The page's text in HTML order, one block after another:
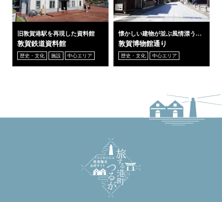
旧敦賀港駅を再現した資料館
敦賀鉄道資料館
歴史・文化 施設 中心エリア
懐かしい建物が並ぶ風情漂う通
り
敦賀博物館通り
歴史・文化 中心エリア